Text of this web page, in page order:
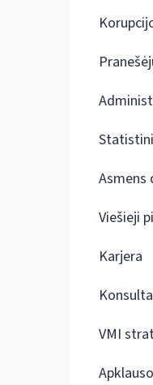
Asmens
Viešieji
Karjera
VMI